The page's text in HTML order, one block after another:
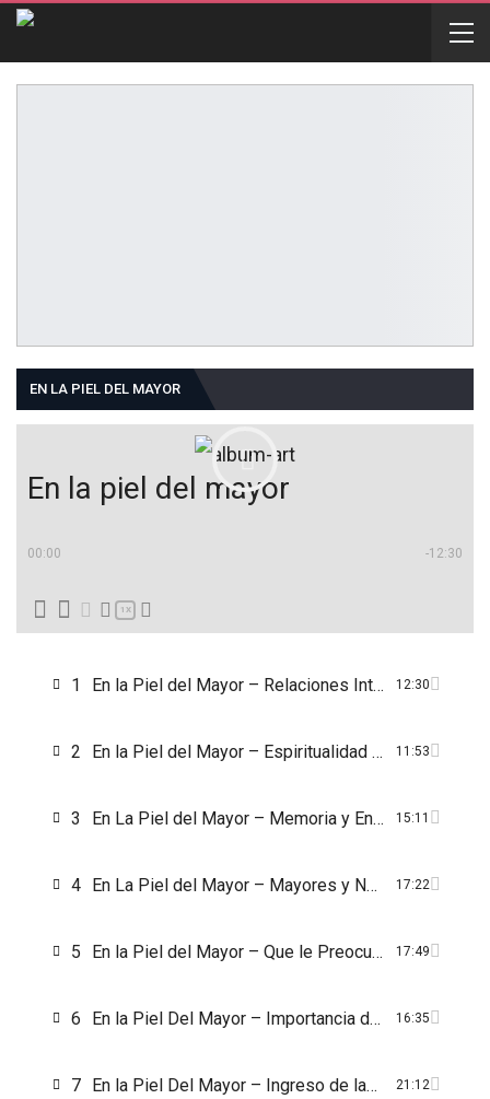
EN LA PIEL DEL MAYOR
En la piel del mayor
00:00 -12:30
1X
1 En la Piel del Mayor – Relaciones Intergeneracionales 12:30
2 En la Piel del Mayor – Espiritualidad y Personas Mayores 11:53
3 En La Piel del Mayor – Memoria y Envejecimiento 15:11
4 En La Piel del Mayor – Mayores y Nuevas Tecnologías 17:22
5 En la Piel del Mayor – Que le Preocupa a los Mayores 17:49
6 En la Piel Del Mayor – Importancia del Entorno Social en el Mayor 16:35
7 En la Piel Del Mayor – Ingreso de las Personas Mayores a las Residencias 21:12